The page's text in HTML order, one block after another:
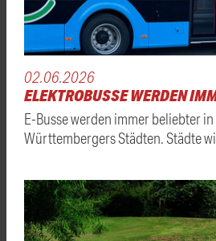
02.06.2026
ELEKTROBUSSE WERDEN
E-Busse werden immer beliebter
Württembergers Städten. Städte